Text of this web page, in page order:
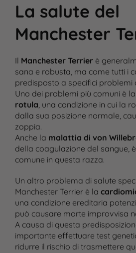
La salute del
Manchester
Il Manchester Terrierè
sana e robusta, ma come tutti i
predisposto a specifici problemi
Uno dei problemi più comuni è la
rotula, una condizione in cui la
dalla sua posizione normale,
zoppia.
Anche la malattia di von
della coagulazione del sangue,
comune in questa razza​.
Un altro problema di salute
Manchester Terrier è la
una condizione ereditaria
può causare morte improvvisa
A causa di questa
importante effettuare test
ridurre il rischio di trasmettere